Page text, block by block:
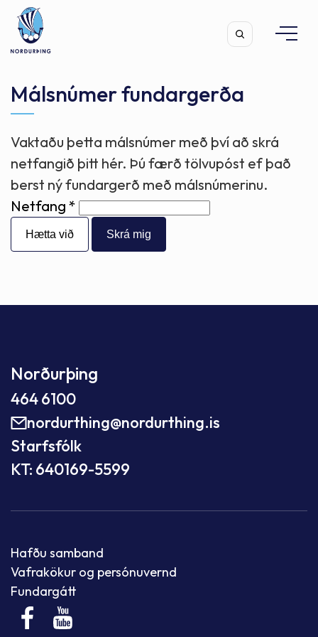
Leita
Málsnúmer fundargerða
Vaktaðu þetta málsnúmer með því að skrá
netfangið þitt hér. Þú færð tölvupóst ef það
berst ný fundargerð með málsnúmerinu.
Netfang
Hætta við
Norðurþing
464 6100
nordurthing@nordurthing.is
Starfsfólk
KT: 640169-5599
Hafðu samband
Vafrakökur og persónuvernd
Fundargátt